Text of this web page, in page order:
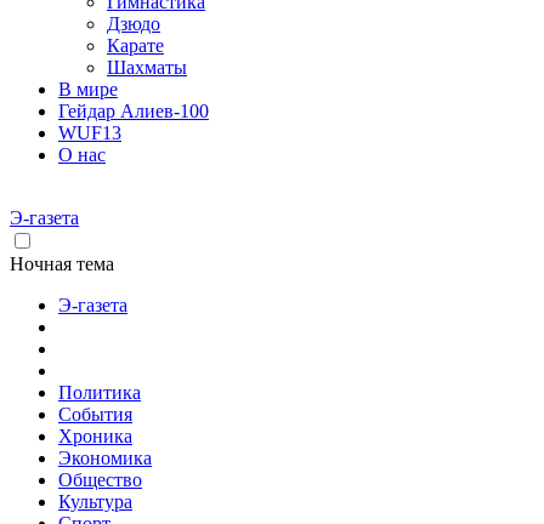
Дзюдо
Карате
Шахматы
В мире
Гейдар Алиев-100
WUF13
О нас
Э-газета
Ночная тема
Э-газета
Политика
События
Хроника
Экономика
Общество
Культура